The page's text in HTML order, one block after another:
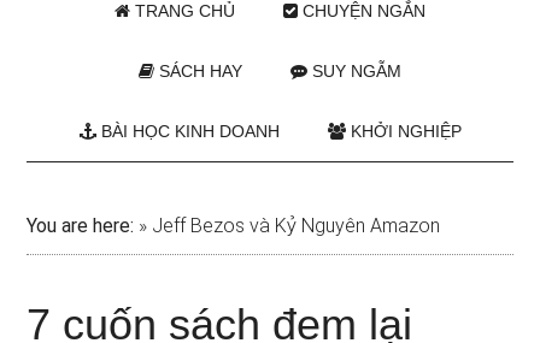
TRANG CHỦ CHUYỆN NGẮN
SÁCH HAY SUY NGẪM
BÀI HỌC KINH DOANH KHỞI NGHIỆP
You are here: » Jeff Bezos và Kỷ Nguyên Amazon
7 cuốn sách đem lại